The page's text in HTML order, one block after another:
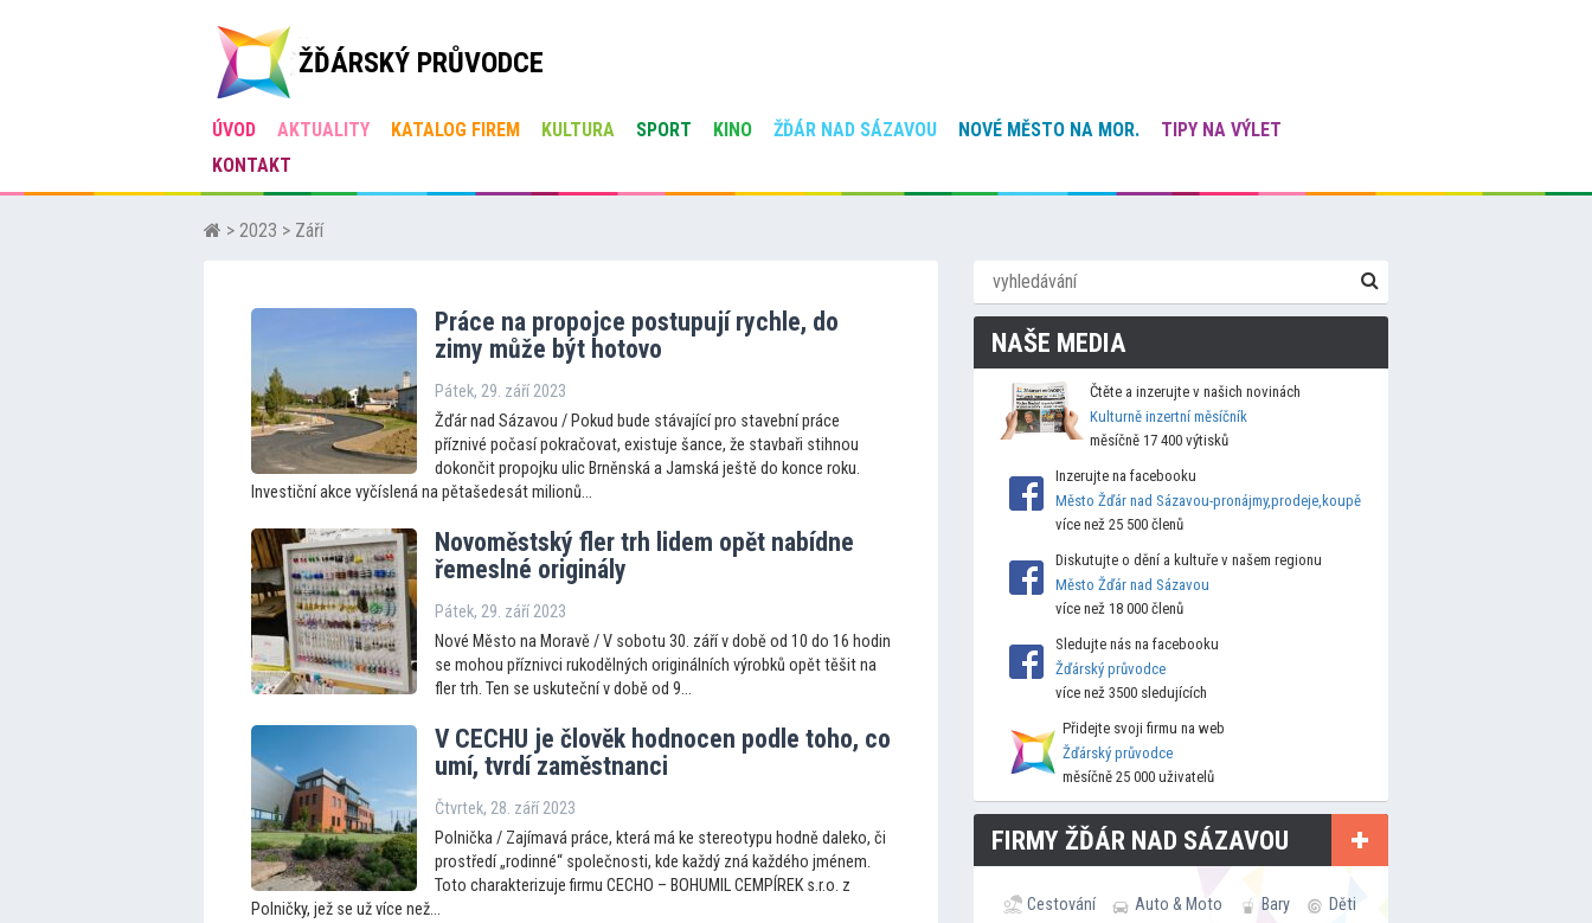
ŽĎÁRSKÝ PRŮVODCE
ÚVOD AKTUALITY KATALOG FIREM KULTURA SPORT KINO ŽĎÁR NAD SÁZAVOU NOVÉ MĚSTO NA MOR.
TIPY NA VÝLET
KONTAKT
> 2023 > Září
Práce na propojce postupují rychle, do
zimy může být hotovo
Pátek, 29. září 2023
Žďár nad Sázavou / Pokud bude stávající pro stavební práce
příznivé počasí pokračovat, existuje šance, že stavbaři stihnou
dokončit propojku ulic Brněnská a Jamská ještě do konce roku.
Investiční akce vyčíslená na pětašedesát milionů...
Novoměstský fler trh lidem opět nabídne
řemeslné originály
Pátek, 29. září 2023
Nové Město na Moravě / V sobotu 30. září v době od 10 do 16 hodin
se mohou příznivci rukodělných originálních výrobků opět těšit na
fler trh. Ten se uskuteční v době od 9...
V CECHU je člověk hodnocen podle toho, co
umí, tvrdí zaměstnanci
Čtvrtek, 28. září 2023
Polnička / Zajímavá práce, která má ke stereotypu hodně daleko, či
prostředí „rodinné“ společnosti, kde každý zná každého jménem.
Toto charakterizuje firmu CECHO – BOHUMIL CEMPÍREK s.r.o. z
Polničky, jež se už více než...
NAŠE MEDIA
Čtěte a inzerujte v našich novinách
Kulturně inzertní měsíčník
měsíčně 17 400 výtisků
Inzerujte na facebooku
Město Žďár nad Sázavou-pronájmy,prodeje,koupě
více než 25 500 členů
Diskutujte o dění a kultuře v našem regionu
Město Žďár nad Sázavou
více než 18 000 členů
Sledujte nás na facebooku
Žďárský průvodce
více než 3500 sledujících
Přidejte svoji firmu na web
Žďárský průvodce
měsíčně 25 000 uživatelů
FIRMY ŽĎÁR NAD SÁZAVOU
Cestování Auto & Moto Bary
Děti